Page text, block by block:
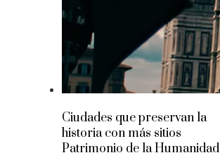
Ciudades que preservan la
historia con más sitios
Patrimonio de la Humanidad